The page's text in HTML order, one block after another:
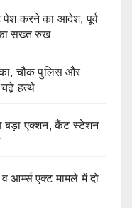
पेश करने का आदेश, पूर्व
का सख्त रुख
चौक पुलिस और
हत्थे
बड़ा एक्शन, कैंट स्टेशन
आर्म्स एक्ट मामले में दो